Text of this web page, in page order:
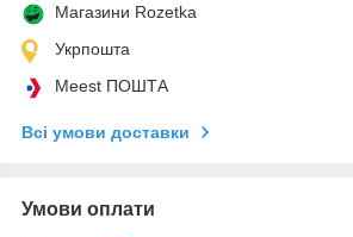
Магазини Rozetka
Укрпошта
Meest ПОШТА
Всі умови доставки
Умови оплати